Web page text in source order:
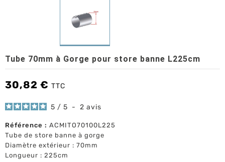
Tube 70mm à Gorge pour store banne L225cm
30,82 € TTC
5 / 5 - 2 avis
Référence : ACMITO70100L225
Tube de store banne à gorge
Diamètre extérieur : 70mm
Longueur : 225cm